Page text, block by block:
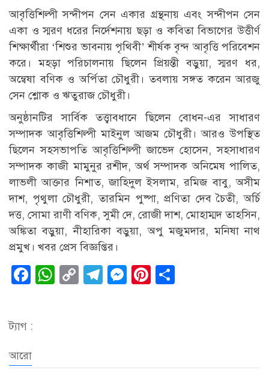
আবৃত্তিশিল্পী সন্দীপন সেন একার গ্রন্থনায় এবং সন্দীপন সেন
একা ও স্মরণ ধরের নির্দেশনায় ছড়া ও কবিতা বিভাগের উত্তীর্ণ
শিক্ষার্থীরা ‘শিশুর ভাবনায় পৃথিবী’ শীর্ষক বৃন্দ আবৃত্তি পরিবেশন
করে। মহড়া পরিচালনায় ছিলেন প্রিয়ন্তী বড়ুয়া, স্মরণ ধর,
অন্বেষা বণিক ও অর্পিতা চৌধুরী। তবলায় সঙ্গত করেন আরজু
সেন শ্লোক ও ঋতুরাজ চৌধুরী।
অনুষ্ঠানটির সার্বিক তত্ত্বাবধানে ছিলেন বোধন-এর সাধারণ
সম্পাদক আবৃত্তিশিল্পী মাইনুল আজম চৌধুরী। আরও উপস্থিত
ছিলেন সহসভাপতি আবৃত্তিশিল্পী জাভেদ হোসেন, সহসাধারণ
সম্পাদক কাজী মামুনুর রশীদ, অর্থ সম্পাদক অনিমেষ পালিত,
লাভলী আক্তার নিশাত, জাহিদুল ইসলাম, রমিজ বাবু, অসীম
দাশ, পৃথুলা চৌধুরী, তারমিন পুষ্পা, প্রণিতা দেব চৈতী, অর্চি
দত্ত, সোমা রাণী বণিক, সুমী দে, রোজী দাশ, মোহাম্মদ তাহসিন,
অঙ্কিতা বড়ুয়া, নীহারিকা বড়ুয়া, অপু মজুমদার, মনিষা নাথ
প্রমুখ। খবর প্রেস বিজ্ঞপ্তির।
Facebook
WhatsApp
CopyTelegram
Messenger
Pinterest
ট্যাগ :
আরো